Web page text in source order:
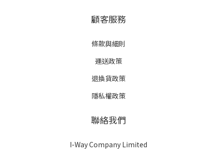
顧客服務
條款與細則
運送政策
退換貨政策
隱私權政策
聯絡我們
I-Way Company Limited